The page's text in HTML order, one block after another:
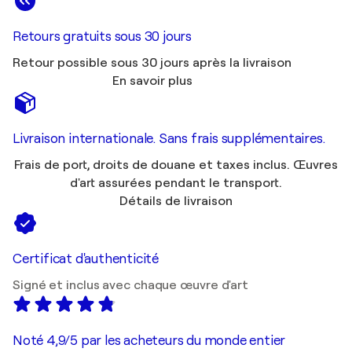
Retours gratuits sous 30 jours
Retour possible sous 30 jours après la livraison
En savoir plus
Livraison internationale. Sans frais supplémentaires.
Frais de port, droits de douane et taxes inclus. Œuvres
d'art assurées pendant le transport.
Détails de livraison
Certificat d'authenticité
Signé et inclus avec chaque œuvre d'art
Noté 4,9/5 par les acheteurs du monde entier